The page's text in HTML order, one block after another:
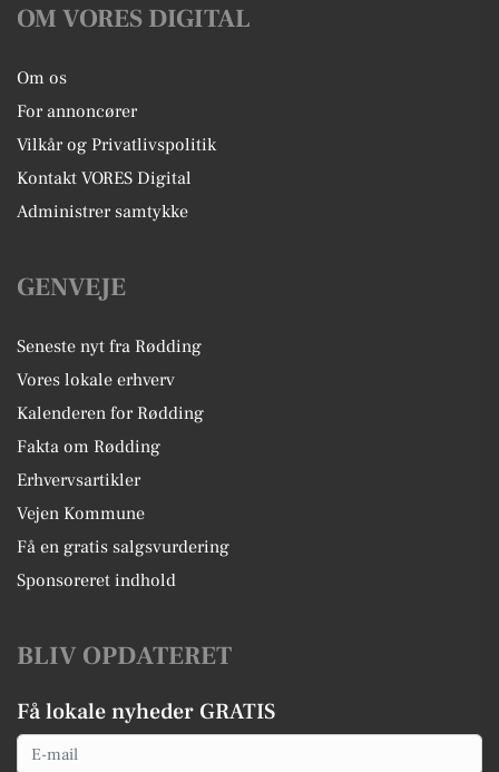
OM VORES DIGITAL
Om os
For annoncører
Vilkår og Privatlivspolitik
Kontakt VORES Digital
Administrer samtykke
GENVEJE
Seneste nyt fra Rødding
Vores lokale erhverv
Kalenderen for Rødding
Fakta om Rødding
Erhvervsartikler
Vejen Kommune
Få en gratis salgsvurdering
Sponsoreret indhold
BLIV OPDATERET
Få lokale nyheder GRATIS
Email